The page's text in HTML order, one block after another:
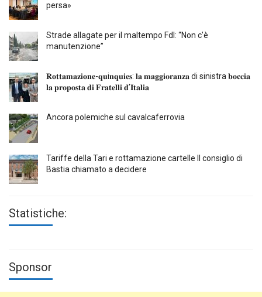
persa»
Strade allagate per il maltempo FdI: “Non c’è
manutenzione”
𝐑𝐨𝐭𝐭𝐚𝐦𝐚𝐳𝐢𝐨𝐧𝐞-𝐪𝐮i𝐧𝐪𝐮𝐢𝐞𝐬: 𝐥𝐚 𝐦𝐚𝐠𝐠𝐢𝐨𝐫𝐚𝐧𝐳𝐚 di sinistra 𝐛𝐨𝐜𝐜𝐢𝐚
𝐥𝐚 𝐩𝐫𝐨𝐩𝐨𝐬𝐭𝐚 𝐝𝐢 𝐅𝐫𝐚𝐭𝐞𝐥𝐥𝐢 𝐝’𝐈𝐭𝐚𝐥𝐢𝐚
Ancora polemiche sul cavalcaferrovia
Tariffe della Tari e rottamazione cartelle Il consiglio di
Bastia chiamato a decidere
Statistiche:
Sponsor